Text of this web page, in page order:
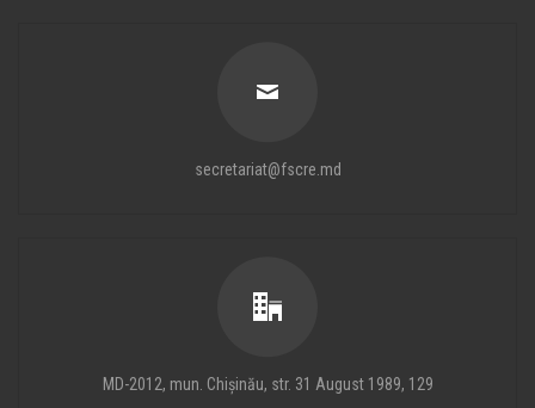
secretariat@fscre.md
MD-2012, mun. Chișinău, str. 31 August 1989, 129